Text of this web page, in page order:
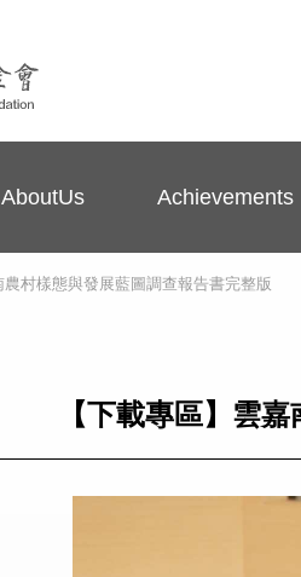
AboutUs Achievements
農村樣態與發展藍圖調查報告書完整版
【下載專區】雲